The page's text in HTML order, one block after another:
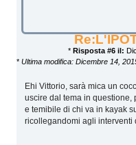
* Risposta #6 il:
* Ultima modifica: Dicembre 14,
Ehi Vittorio, sarà mica un
uscire dal tema in
e temibile di chi va in kayak
ricollegandomi agli